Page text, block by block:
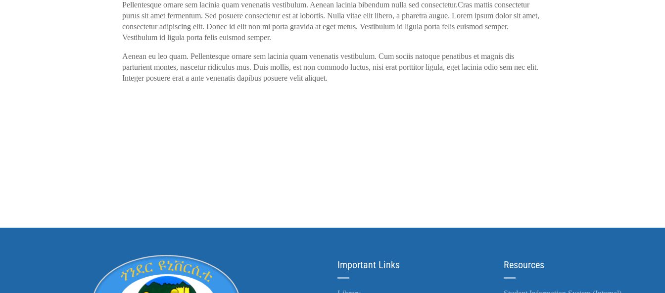
Pellentesque ornare sem lacinia quam venenatis vestibulum. Aenean lacinia bibendum nulla sed consectetur.Cras mattis consectetur
purus sit amet fermentum. Sed posuere consectetur est at lobortis. Nulla vitae elit libero, a pharetra augue. Lorem ipsum dolor sit amet,
consectetur adipiscing elit. Donec id elit non mi porta gravida at eget metus. Vestibulum id ligula porta felis euismod semper.
Vestibulum id ligula porta felis euismod semper.
Aenean eu leo quam. Pellentesque ornare sem lacinia quam venenatis vestibulum. Cum sociis natoque penatibus et magnis dis
parturient montes, nascetur ridiculus mus. Duis mollis, est non commodo luctus, nisi erat porttitor ligula, eget lacinia odio sem nec elit.
Integer posuere erat a ante venenatis dapibus posuere velit aliquet.
Important Links Resources